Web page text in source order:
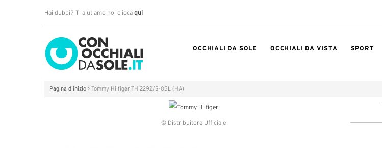
Hai dubbi? Ti aiutiamo noi clicca qui
OCCHIALI DA SOLE OCCHIALI DA VISTA SPORT
Pagina d'inizio > Tommy Hilfiger TH 2292/S-05L (HA)
© Distribuitore Ufficiale